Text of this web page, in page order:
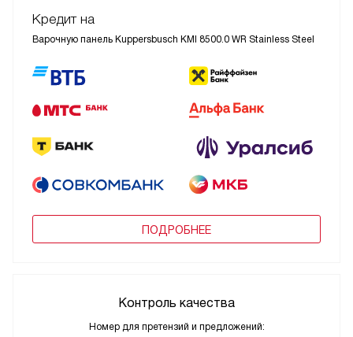
Кредит на
Варочную панель Kuppersbusch KMI 8500.0 WR Stainless Steel
ПОДРОБНЕЕ
Контроль качества
Номер для претензий и предложений: